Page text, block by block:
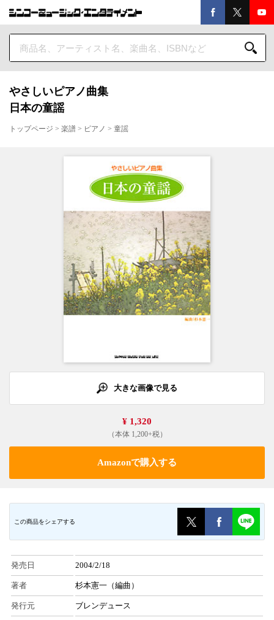
やさしいピアノ曲集
日本の童謡
トップページ > 楽譜 > ピアノ > 童謡
大きな画像で見る
¥ 1,320
（本体 1,200+税）
Amazonで購入する
この商品をシェアする
発売日 2004/2/18
著者 杉本憲一（編曲）
発行元 ブレンデュース